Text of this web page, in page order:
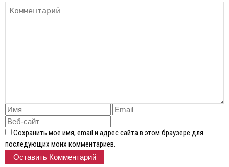
Сохранить моё имя, email и адрес сайта в этом браузере для
последующих моих комментариев.